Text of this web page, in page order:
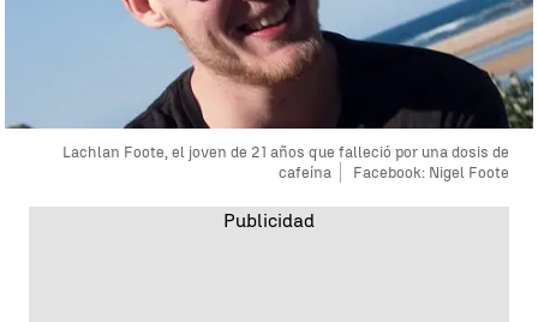
Lachlan Foote, el joven de 21 años que falleció por una dosis de
cafeína
Facebook: Nigel Foote